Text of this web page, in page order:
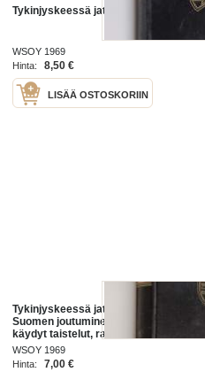
Tykinjyskeessä jatkosodassa
WSOY 1969
Hinta:
8,50 €
LISÄÄ OSTOSKORIIN
Tykinjyskeessä jatkosodassa :
Suomen joutuminen jatkosotaan,
käydyt taistelut, rauha, vaaran
vuodet ja nykypäivä tykkimiehen
näkökulmasta
WSOY 1969
Hinta:
7,00 €